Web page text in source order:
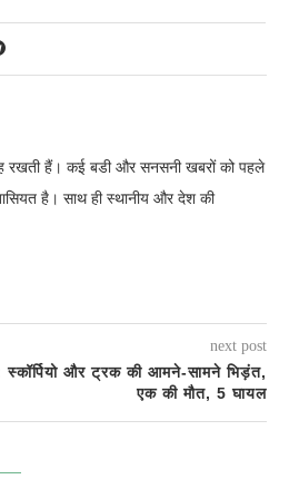
रखती हैं। कई बडी और सनसनी खबरों को पहले
है। साथ ही स्थानीय और देश की
next post
और ट्रक की आमने-सामने भिड़ंत,
एक की मौत, 5 घायल